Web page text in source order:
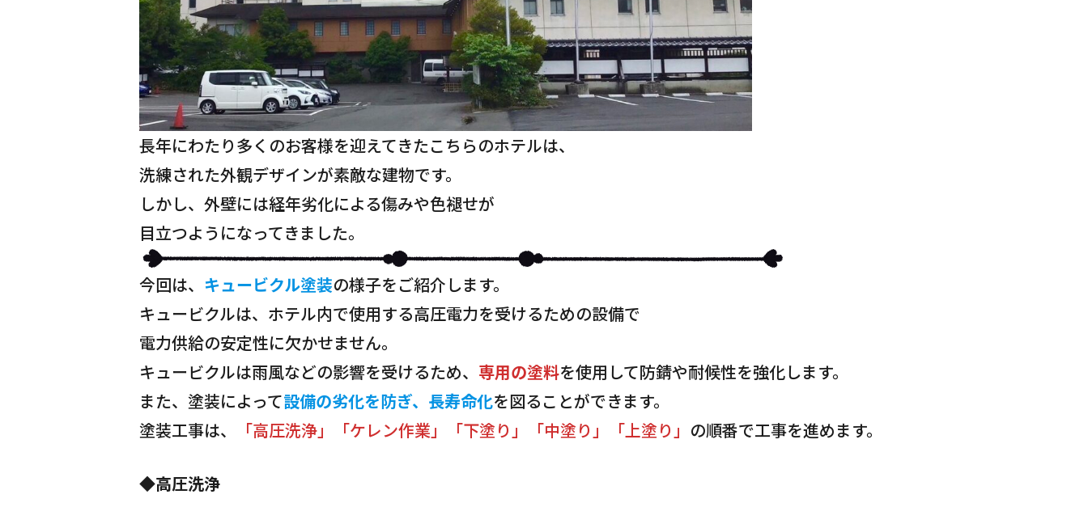
長年にわたり多くのお客様を迎えてきたこちらのホテルは、
洗練された外観デザインが素敵な建物です。
しかし、外壁には経年劣化による傷みや色褪せが
目立つようになってきました。
今回は、 キュービクル塗装の様子をご紹介します。
キュービクルは、ホテル内で使用する高圧電力を受けるための設備で
電力供給の安定性に欠かせません。
キュービクルは雨風などの影響を受けるため、 専用の塗料を使用して防錆や耐候性を強化します。
また、塗装によって設備の劣化を防ぎ、長寿命化を図ることができます。
塗装工事は、
「高圧洗浄」「ケレン作業」「下塗り」「中塗り」「上塗り」 の順番で工事を進めます。
◆高圧洗浄